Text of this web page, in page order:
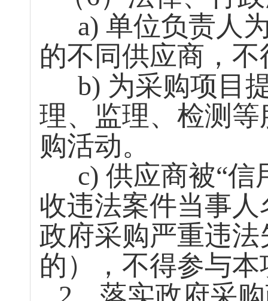
a) 单位负责人
的不同供应商，
b) 为采购项目
理、监理、检测
购活动。
c) 供应商被“信
收违法案件当事
政府采购严重违
的），不得参与